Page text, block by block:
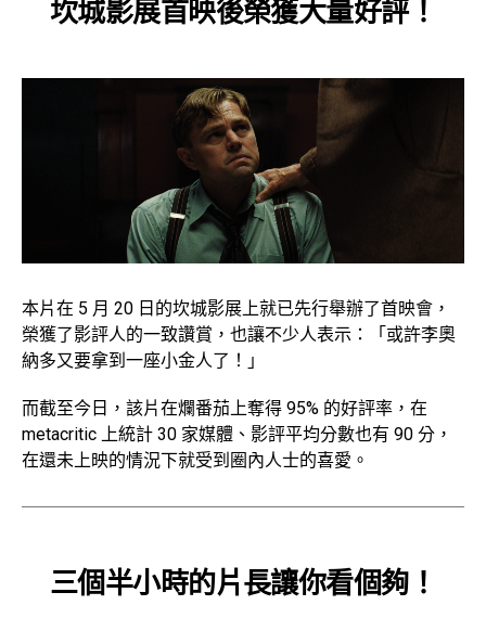
坎城影展首映後榮獲大量好評！
本片在 5 月 20 日的坎城影展上就已先行舉辦了首映會，
榮獲了影評人的一致讚賞，也讓不少人表示：「或許李奧
納多又要拿到一座小金人了！」
而截至今日，該片在爛番茄上奪得 95% 的好評率，在
metacritic 上統計 30 家媒體、影評平均分數也有 90 分，
在還未上映的情況下就受到圈內人士的喜愛。
三個半小時的片長讓你看個夠！